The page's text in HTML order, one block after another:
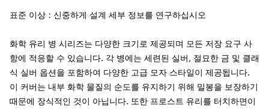
표준 이상 : 신중하게 설계 세부 정보를 연구하십시오
화학 유리 병 시리즈는 다양한 크기로 제공되며 모든 저장 요구 사
항에 적응할 수 있습니다. 각 병에는 세련된 실버, 절묘한 금 및 클래
식 실버 옵션을 포함하여 다양한 고급 모자 스타일이 제공됩니다.
이 커버는 내부 화학 물질의 순도를 유지하기 위해 밀봉을 보장하기
때문에 장식적인 것이 아닙니다. 또한 프로스트 유리를 터치하면이